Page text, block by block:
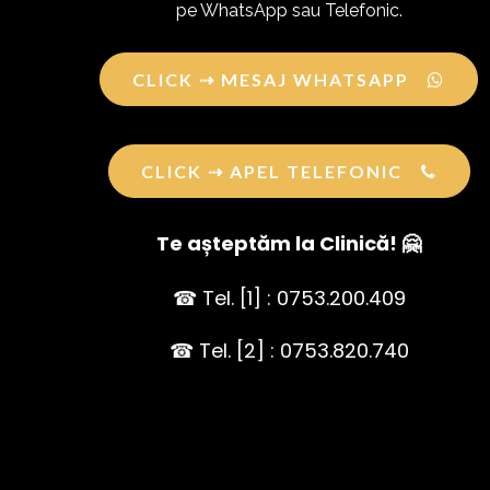
pe WhatsApp sau Telefonic.
CLICK ⇢ MESAJ WHATSAPP
CLICK ⇢ APEL TELEFONIC
Te așteptăm la Clinică! 🤗
☎ Tel. [1] : 0753.200.409
☎ Tel. [2] : 0753.820.740